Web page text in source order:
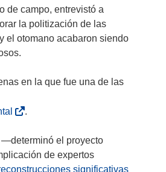
de campo, entrevistó a
la politización de las
el otomano acabaron siendo
en la que fue una de las
e
a
b
.
—determinó el proyecto
de expertos
significativas